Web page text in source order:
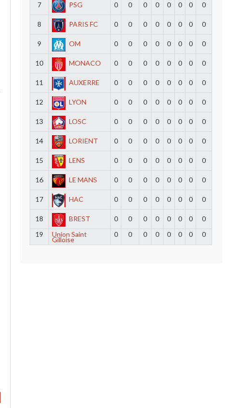
7 PSG 0 0 0 0 0 0 0 0
8 PARIS FC 0 0 0 0 0 0 0 0
9 OM 0 0 0 0 0 0 0 0
10 MONACO 0 0 0 0 0 0 0 0
11 AUXERRE 0 0 0 0 0 0 0 0
12 LYON 0 0 0 0 0 0 0 0
13 LOSC 0 0 0 0 0 0 0 0
14 LORIENT 0 0 0 0 0 0 0 0
15 LENS 0 0 0 0 0 0 0 0
16 LE MANS 0 0 0 0 0 0 0 0
17 HAC 0 0 0 0 0 0 0 0
18 BREST 0 0 0 0 0 0 0
0
19
Union Saint
Gilloise
0 0 0 0 0 0 0 0